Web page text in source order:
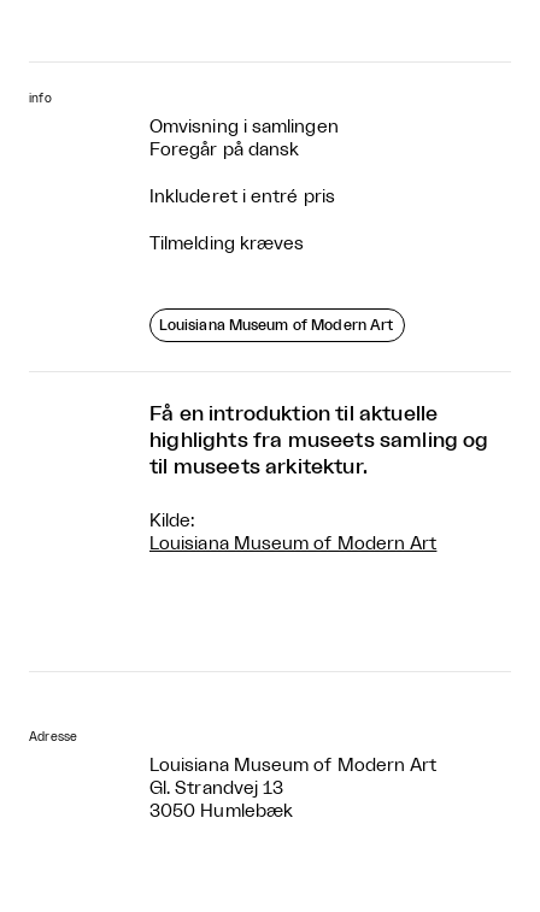
info
Omvisning i samlingen
Foregår på dansk
Inkluderet i entré pris
Tilmelding kræves
Louisiana Museum of Modern Art
Få en introduktion til aktuelle
highlights fra museets samling og
til museets arkitektur.
Kilde:
Louisiana Museum of Modern Art
Adresse
Louisiana Museum of Modern Art
Gl. Strandvej 13
3050 Humlebæk